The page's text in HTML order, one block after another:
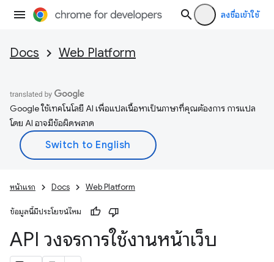
ลงชื่อเข้าใช้
Docs Web Platform
Google ใช้เทคโนโลยี AI เพื่อแปลเนื้อหาเป็นภาษาที่คุณต้องการ การแปล
โดย AI อาจมีข้อผิดพลาด
หน้าแรก Docs Web Platform
ข้อมูลนี้มีประโยชน์ไหม
API วงจรการใช้งานหน้าเว็บ